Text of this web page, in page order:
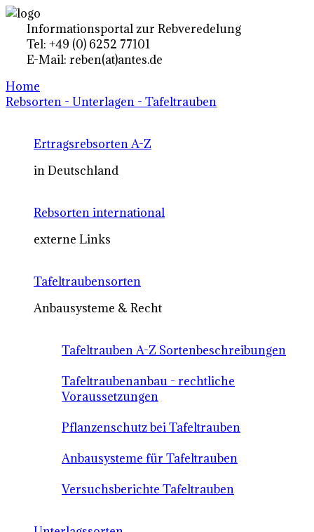
Informationsportal zur Rebveredelung
Tel: +49 (0) 6252 77101
E-Mail: reben(at)antes.de
Home
Rebsorten - Unterlagen - Tafeltrauben
Ertragsrebsorten A-Z
in Deutschland
Rebsorten international
externe Links
Tafeltraubensorten
Anbausysteme & Recht
Tafeltrauben A-Z Sortenbeschreibungen
Tafeltraubenanbau - rechtliche
Voraussetzungen
Pflanzenschutz bei Tafeltrauben
Anbausysteme für Tafeltrauben
Versuchsberichte Tafeltrauben